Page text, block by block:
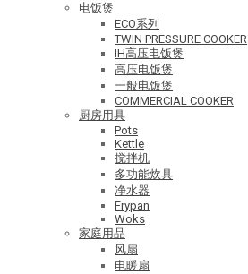
电饭煲
ECO系列
TWIN PRESSURE COOKER
IH高压电饭煲
高压电饭煲
一般电饭煲
COMMERCIAL COOKER
厨房用具
Pots
Kettle
搅拌机
多功能炊具
净水器
Frypan
Woks
家庭用品
风扇
电暖扇